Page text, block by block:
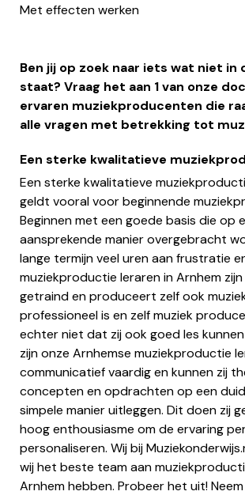
Met effecten werken
Ben jij op zoek naar iets wat niet in
staat? Vraag het aan 1 van onze
ervaren muziekproducenten die
alle vragen met betrekking tot
Een sterke kwalitatieve
Een sterke kwalitatieve
geldt vooral voor beginnende
Beginnen met een goede basis die op
aansprekende manier overgebracht
lange termijn veel uren aan frustratie
muziekproductie leraren in Arnhem
getraind en produceert zelf ook
professioneel is en zelf muziek
echter niet dat zij ook goed les
zijn onze Arnhemse muziekproductie
communicatief vaardig en kunnen zij
concepten en opdrachten op een
simpele manier uitleggen. Dit doen zij
hoog enthousiasme om de ervaring
personaliseren. Wij bij
wij het beste team aan
Arnhem hebben. Probeer het uit!